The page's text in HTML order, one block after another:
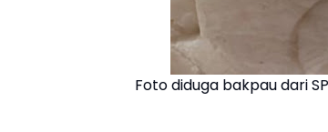
Foto diduga bakpau dari